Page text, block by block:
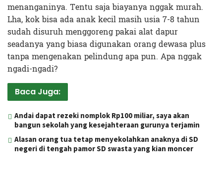
menanganinya. Tentu saja biayanya nggak murah.
Lha, kok bisa ada anak kecil masih usia 7-8 tahun
sudah disuruh menggoreng pakai alat dapur
seadanya yang biasa digunakan orang dewasa plus
tanpa mengenakan pelindung apa pun. Apa nggak
ngadi-ngadi?
Baca Juga:
Andai dapat rezeki nomplok Rp100 miliar, saya akan
bangun sekolah yang kesejahteraan gurunya terjamin
Alasan orang tua tetap menyekolahkan anaknya di SD
negeri di tengah pamor SD swasta yang kian moncer